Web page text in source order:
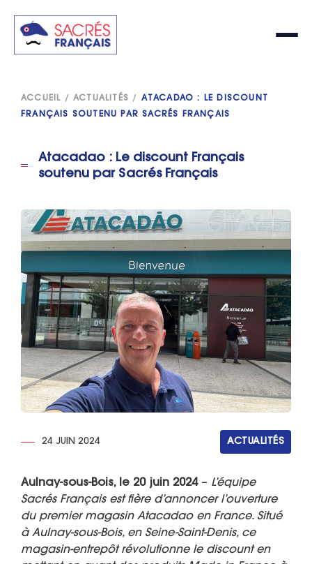
ACCUEIL /ACTUALITÉS / ATACADAO : LE DISCOUNT
FRANÇAIS SOUTENU PAR SACRÉS FRANÇAIS
Atacadao : Le discount Français
soutenu par Sacrés Français
24 JUIN 2024 ACTUALITÉS
Aulnay-sous-Bois, le 20 juin 2024– L’équipe
Sacrés Français est fière d’annoncer l’ouverture
du premier magasin Atacadao en France. Situé
à Aulnay-sous-Bois, en Seine-Saint-Denis, ce
magasin-entrepôt révolutionne le discount en